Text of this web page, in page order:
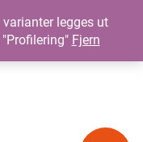
legges ut
Fjern